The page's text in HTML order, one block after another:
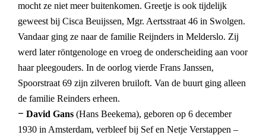
mocht ze niet meer buitenkomen. Greetje is ook tijdelijk
geweest bij Cisca Beuijssen, Mgr. Aertsstraat 46 in Swolgen.
Vandaar ging ze naar de familie Reijnders in Melderslo. Zij
werd later röntgenologe en vroeg de onderscheiding aan voor
haar pleegouders. In de oorlog vierde Frans Janssen,
Spoorstraat 69 zijn zilveren bruiloft. Van de buurt ging alleen
de familie Reinders erheen.
– David Gans (Hans Beekema), geboren op 6 december
1930 in Amsterdam, verbleef bij Sef en Netje Verstappen –